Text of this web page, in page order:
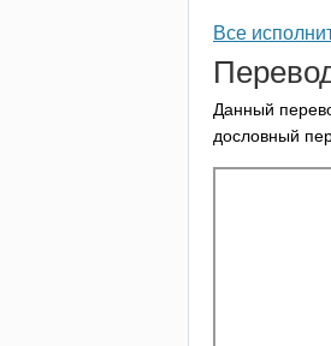
Все
Данный
дословный